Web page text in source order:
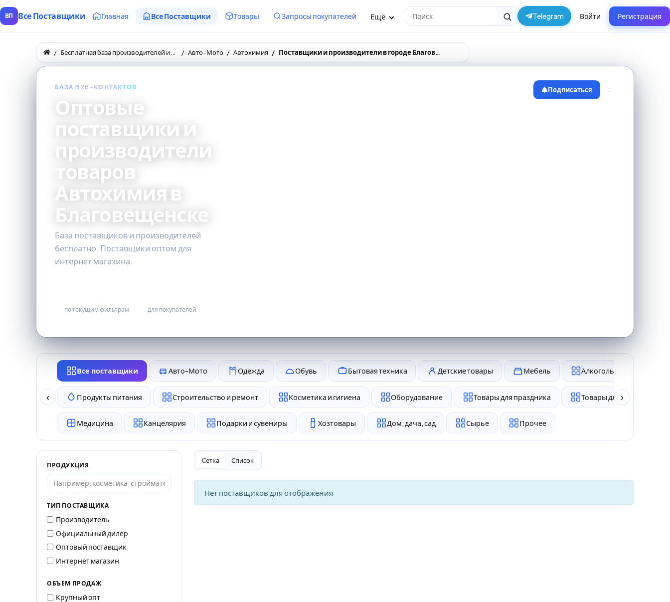
ВП Все Поставщики Главная Все Поставщики Товары Запросы покупателей Ещё Поиск Telegram Войти Регистрация
Авто-Мото Автохимия Поставщики и производители в городе Благовещенск
БАЗА B2B-КОНТАКТОВ
Оптовые
поставщики и
производители
товаров
Автохимия в
Благовещенске
База поставщиков и производителей
бесплатно. Поставщики оптом для
интернет магазина.
по текущим фильтрам для покупателей
Подписаться 0
‹
Все поставщики Авто-Мото Одежда Обувь Бытовая техника Детские товары Мебель Алкоголь и табак
Продукты питания Строительство и ремонт Косметика и гигиена Оборудование Товары для праздника Товары для животных
Медицина Канцелярия Подарки и сувениры Хозтовары Дом, дача, сад Сырье Прочее
›
ПРОДУКЦИЯ
ТИП ПОСТАВЩИКА
Производитель
Официальный дилер
Оптовый поставщик
Интернет магазин
ОБЪЕМ ПРОДАЖ
Крупный опт
Сетка Список
Нет поставщиков для отображения